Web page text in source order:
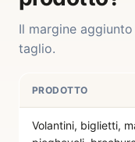
Il margine
taglio.
PRODOTTO
Volantini, biglietti,